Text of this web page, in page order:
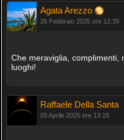
Agata Arezzo
26 Febbraio 2025 ore 12:35
Che meraviglia, complimenti,
luoghi!
Raffaele Della Santa
05 Aprile 2025 ore 13:15